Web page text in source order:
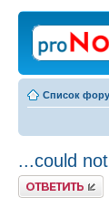
Список
...could
Ответить